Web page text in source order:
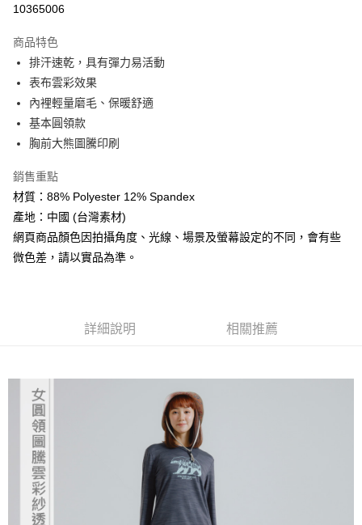
悠遊付
Google Pay
全盈+PAY
大哥付你分期
【大哥付你分期使用說明】
1.本服務由台灣大哥大提供，台灣大哥大用戶可立即使用無須另外申請。
2.付款方式選擇「大哥付你分期」，訂單成立後會自動跳轉到大哥付的交易
流程，驗證手機門號後，選擇欲分期的期數、繳款截止日，確認付款後即完
成交易。
3.實際核准額度、可分期數及費用金額請依後續交易確認頁面所載為準。
4.訂單成立30分鐘內，如未前往確認交易或遇審核未通過，訂單將自動取
1.分期款項不併入電信帳單，「大哥付你分期」於每月結算日後寄送繳費提
【注意事項】
1.本服務係由「台灣大哥大股份有限公司」（以下簡稱本公司）所提供，讓
用戶於交易時，得透過本服務購買商品或服務，並由商店將買賣／分期付款
買賣價金債權讓與本公司後，依約使用本公司帳單繳交帳款。
2.基於同意付款使用「大哥付你分期」之契約關係目的，商店將以您的個人
資料（包含姓名、電話或地址）提供予台灣大哥大進項蒐集、處理及利用，
由本公司與您本人進行分期帳單所需資料之確認、核對及更正。
3.完整用戶服務條款，請詳閱以下連結：
https://oppay.tw/userRule
AFTEE先享後付
相關說明
AFTEE先享後付是「在收到商品之後才付款」的支付方式。 讓您購物簡單
便利好安心！
【「AFTEE先享後付」結帳流程】
３．收到繳費通知簡訊後14天內，點擊此簡訊中的連結，可透過四大超商／
ATM／網路銀行／等多元方式進行付款，方視為交易完成。
※ 請注意：結帳手續完成當下不需立刻繳費，但若您需要取消訂單，請聯絡
購買商品的店家。未經商家同意取消之訂單仍視為有效，需透過AFTEE先享
後付繳納相關費用。
※ 交易是否成功請以「AFTEE先享後付 」之結帳頁面顯示為準，若有關於
是否繳費成功／繳費後需取消欲退款等相關疑問，請聯繫「AFTEE先享後付
客戶支援中心」
https://netprotections.freshdesk.com/support/home
【注意事項】
ATM付款
7-11取貨付款
每筆NT$60，滿NT$799(含以上)免運費
宅配
每筆NT$100，滿NT$799(含以上)免運費
付款後門市自取
免運費
10365006
商品特色
排汗速乾，具有彈力易活動
表布雲彩效果
內裡輕量磨毛、保暖舒適
基本圓領款
胸前大熊圖騰印刷
銷售重點
材質：88% Polyester 12% Spandex
產地：中國 (台灣素材)
網頁商品顏色因拍攝角度、光線、場景及螢幕設定的不同，會有些
微色差，請以實品為準。
詳細說明 相關推薦